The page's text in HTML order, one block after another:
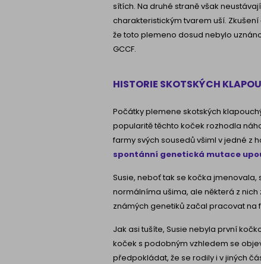
sítích. Na druhé straně však
charakteristickým tvarem uší.
že toto plemeno dosud nebylo
GCCF.
HISTORIE SKOTSKÝCH
Počátky plemene skotských
popularitě těchto koček rozhodla
farmy svých sousedů všiml v jedné z
spontánní genetická mutace
Susie, neboť tak se kočka
normálníma ušima, ale některá z
známých genetiků začal pracovat na
Jak asi tušíte, Susie nebyla první
koček s podobným vzhledem se
předpokládat, že se rodily i v jiných